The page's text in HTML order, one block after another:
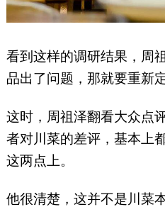
看到这样的调研结果，周
品出了问题，那就要重新定
这时，周祖泽翻看大众点
者对川菜的差评，基本上
这两点上。
他很清楚，这并不是川菜